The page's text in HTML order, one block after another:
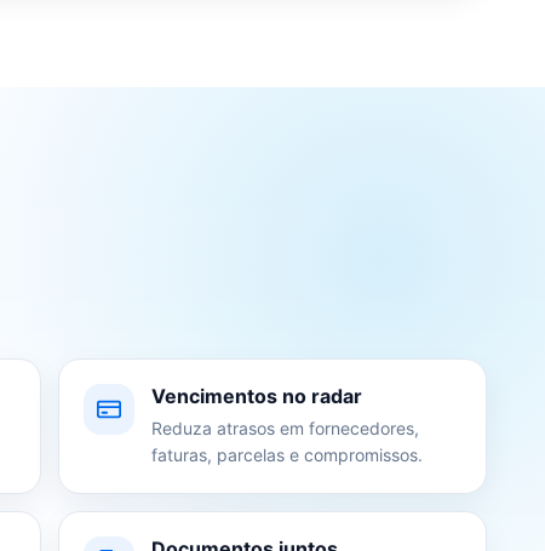
Vencimentos no radar
Reduza atrasos em fornecedores,
faturas, parcelas e compromissos.